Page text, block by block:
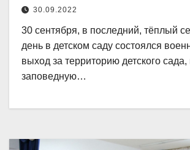
30.09.2022
30 сентября, в последний, тёплый
день в детском саду состоялся
выход за территорию детского сада,
заповедную…